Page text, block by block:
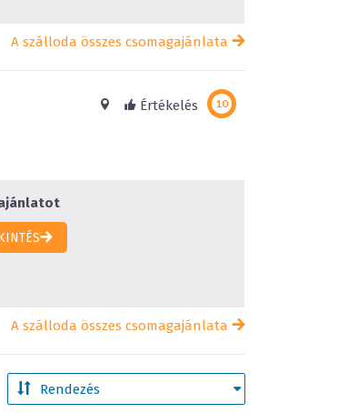
A szálloda összes csomagajánlata
Értékelés
A szálloda összes csomagajánlata